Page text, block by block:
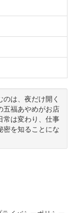
は、夜だけ開く
五福あやめがお店
常は変わり、仕事
密を知ることにな